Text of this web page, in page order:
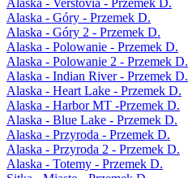
Alaska - Verstovia - Przemek D.
Alaska - Góry - Przemek D.
Alaska - Góry 2 - Przemek D.
Alaska - Polowanie - Przemek D.
Alaska - Polowanie 2 - Przemek D.
Alaska - Indian River - Przemek D.
Alaska - Heart Lake - Przemek D.
Alaska - Harbor MT -Przemek D.
Alaska - Blue Lake - Przemek D.
Alaska - Przyroda - Przemek D.
Alaska - Przyroda 2 - Przemek D.
Alaska - Totemy - Przemek D.